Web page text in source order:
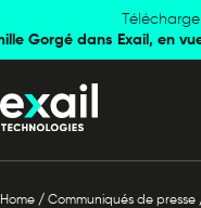
navigation
content
Gorgé dans Exail, en
Home / Communiqués de presse